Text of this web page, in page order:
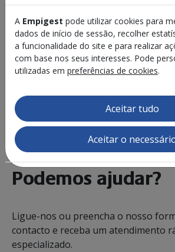
CONTACTO
Podemos ajudar?
Ligue-nos ou preencha o nosso
contacto e receba um atendimento
especializado.
A Empigest pode utilizar cookies para
dados de início de sessão, recolher
a funcionalidade do site e para realizar
com base nos seus interesses. Pode
utilizadas em preferências de cookies.
Aceitar tudo
Aceitar o